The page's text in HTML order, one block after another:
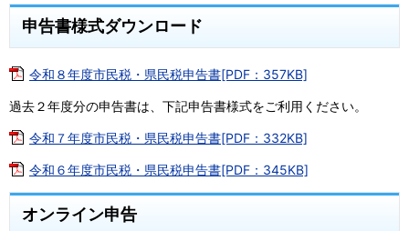
申告書様式ダウンロード
令和８年度市民税・県民税申告書[PDF：357KB]
過去２年度分の申告書は、下記申告書様式をご利用ください。
令和７年度市民税・県民税申告書[PDF：332KB]
令和６年度市民税・県民税申告書[PDF：345KB]
オンライン申告